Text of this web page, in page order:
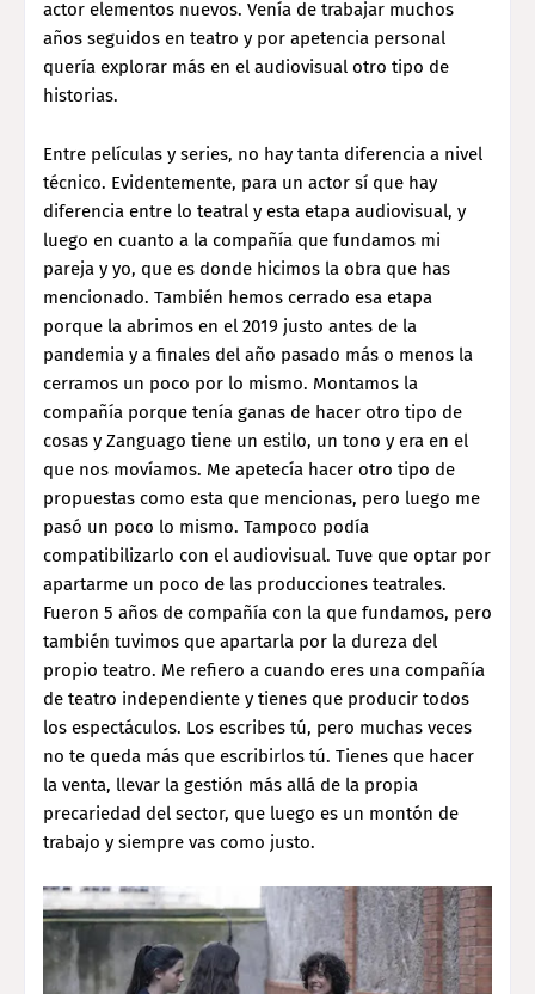
actor elementos nuevos. Venía de trabajar muchos
años seguidos en teatro y por apetencia personal
quería explorar más en el audiovisual otro tipo de
historias.
Entre películas y series, no hay tanta diferencia a nivel
técnico. Evidentemente, para un actor sí que hay
diferencia entre lo teatral y esta etapa audiovisual, y
luego en cuanto a la compañía que fundamos mi
pareja y yo, que es donde hicimos la obra que has
mencionado. También hemos cerrado esa etapa
porque la abrimos en el 2019 justo antes de la
pandemia y a finales del año pasado más o menos la
cerramos un poco por lo mismo. Montamos la
compañía porque tenía ganas de hacer otro tipo de
cosas y Zanguago tiene un estilo, un tono y era en el
que nos movíamos. Me apetecía hacer otro tipo de
propuestas como esta que mencionas, pero luego me
pasó un poco lo mismo. Tampoco podía
compatibilizarlo con el audiovisual. Tuve que optar por
apartarme un poco de las producciones teatrales.
Fueron 5 años de compañía con la que fundamos, pero
también tuvimos que apartarla por la dureza del
propio teatro. Me refiero a cuando eres una compañía
de teatro independiente y tienes que producir todos
los espectáculos. Los escribes tú, pero muchas veces
no te queda más que escribirlos tú. Tienes que hacer
la venta, llevar la gestión más allá de la propia
precariedad del sector, que luego es un montón de
trabajo y siempre vas como justo.